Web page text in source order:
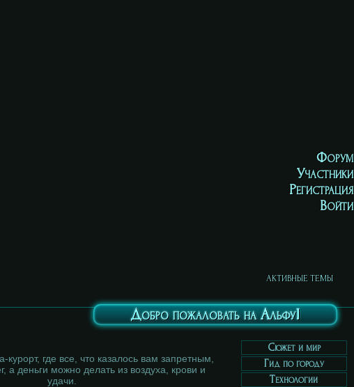
Форум
Участники
Регистрация
Войти
АКТИВНЫЕ ТЕМЫ
Добро пожаловать на Альфу!
где все, что казалось вам запретным,
а деньги можно делать из воздуха, крови и
удачи.
Cюжет и мир
Гид по городу
Технологии